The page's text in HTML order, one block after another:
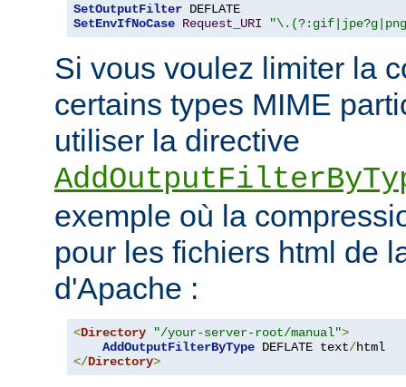
SetOutputFilter
SetEnvIfNoCase Request_URI
Si vous voulez limiter la
certains types MIME
utiliser la directive
exemple où la
pour les fichiers html de
d'Apache :
<Directory "/your-server-root/manual">
AddOutputFilterByType DEFLATE text/
</Directory>